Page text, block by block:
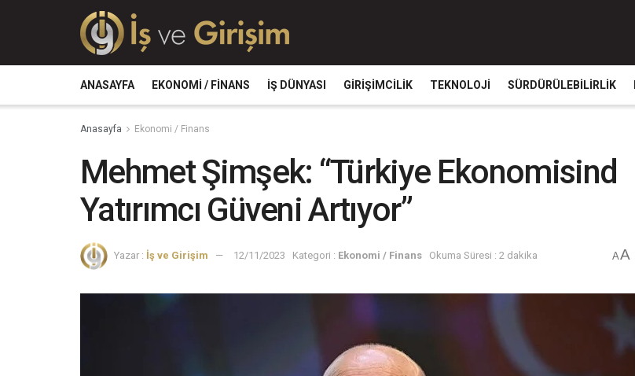
ANASAYFA EKONOMI / FINANS İŞ DÜNYASI GIRIŞIMCILIK TEKNOLOJI SÜRDÜRÜLEBILIRLIK
Anasayfa Ekonomi / Finans
Mehmet Şimşek: “Türkiye Ekonomisind
Yatırımcı Güveni Artıyor”
Yazar : İş ve Girişim 12/11/2023 Kategori : Ekonomi / Finans Okuma Süresi : 2 dakika AA